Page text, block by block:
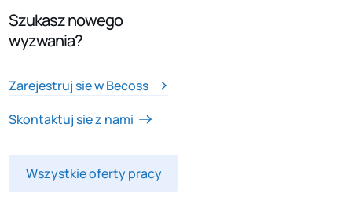
Szukasz nowego
wyzwania?
Zarejestruj sie w Becoss
Skontaktuj sie z nami
Wszystkie oferty pracy